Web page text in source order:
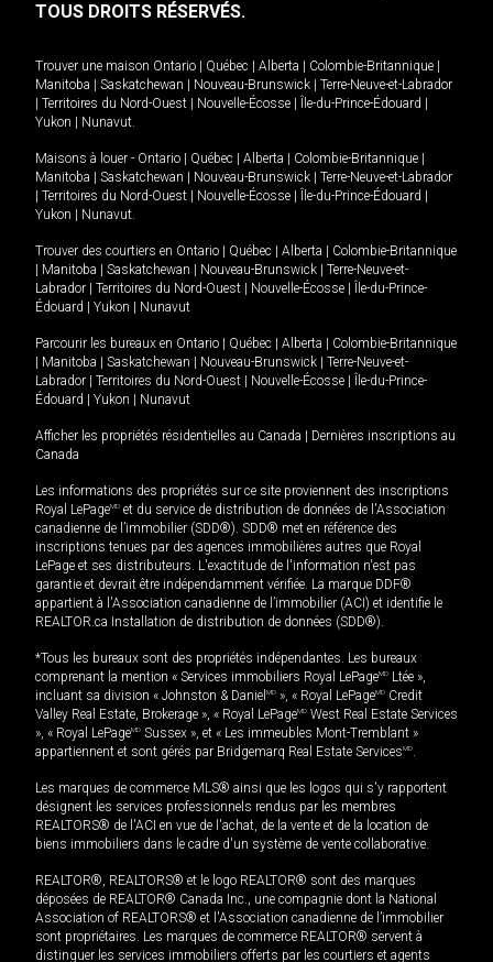
TOUS DROITS RÉSERVÉS.
Trouver une maison Ontario Québec Alberta Colombie-Britannique
Manitoba
Saskatchewan Nouveau-Brunswick
Terre-Neuve-et-Labrador
Territoires du Nord-Ouest Nouvelle-Écosse Île-du-Prince-Édouard
Yukon
Nunavut.
Maisons à louer - Ontario Québec Alberta Colombie-Britannique
Manitoba
Saskatchewan Nouveau-Brunswick
Terre-Neuve-et-Labrador
Territoires du Nord-Ouest Nouvelle-Écosse Île-du-Prince-Édouard
Yukon
Nunavut.
Trouver des courtiers en Ontario Québec Alberta
Colombie-Britannique
Manitoba Saskatchewan Nouveau-Brunswick
Terre-Neuve-et-
Labrador
Territoires du Nord-Ouest Nouvelle-Écosse
Île-du-Prince-
Édouard
Yukon Nunavut
Parcourir les bureaux en Ontario Québec Alberta
Colombie-Britannique
Manitoba Saskatchewan Nouveau-Brunswick
Terre-Neuve-et-
Labrador
Territoires du Nord-Ouest Nouvelle-Écosse
Île-du-Prince-
Édouard
Yukon Nunavut
Afficher les propriétés résidentielles au Canada
Dernières inscriptions au
Canada
Les informations des propriétés sur ce site proviennent des inscriptions
Royal LePageMD et du service de distribution de données de l'Association
canadienne de l’immobilier (SDD®). SDD® met en référence des
inscriptions tenues par des agences immobilières autres que Royal
LePage et ses distributeurs. L'exactitude de l'information n'est pas
garantie et devrait être indépendamment vérifiée. La marque DDF®
appartient à l'Association canadienne de l’immobilier (ACI) et identifie le
REALTOR.ca Installation de distribution de données (SDD®).
*Tous les bureaux sont des propriétés indépendantes. Les bureaux
comprenant la mention « Services immobiliers Royal LePageMD Ltée »,
incluant sa division « Johnston & Daniel MD », « Royal LePageMD Credit
Valley Real Estate, Brokerage », « Royal LePageMD West Real Estate Services
», « Royal LePageMD Sussex », et « Les immeubles Mont-Tremblant »
appartiennent et sont gérés par Bridgemarq Real Estate ServicesMD.
Les marques de commerce MLS® ainsi que les logos qui s'y rapportent
désignent les services professionnels rendus par les membres
REALTORS® de l'ACI en vue de l'achat, de la vente et de la location de
biens immobiliers dans le cadre d'un système de vente collaborative.
REALTOR®, REALTORS® et le logo REALTOR® sont des marques
déposées de REALTOR® Canada Inc., une compagnie dont la National
Association of REALTORS® et l'Association canadienne de l’immobilier
sont propriétaires. Les marques de commerce REALTOR® servent à
distinguer les services immobiliers offerts par les courtiers et agents